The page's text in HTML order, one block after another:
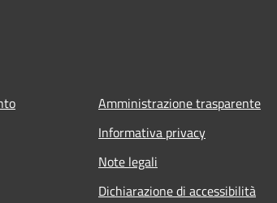
Amministrazione trasparente
Informativa privacy
Note legali
Dichiarazione di accessibilità